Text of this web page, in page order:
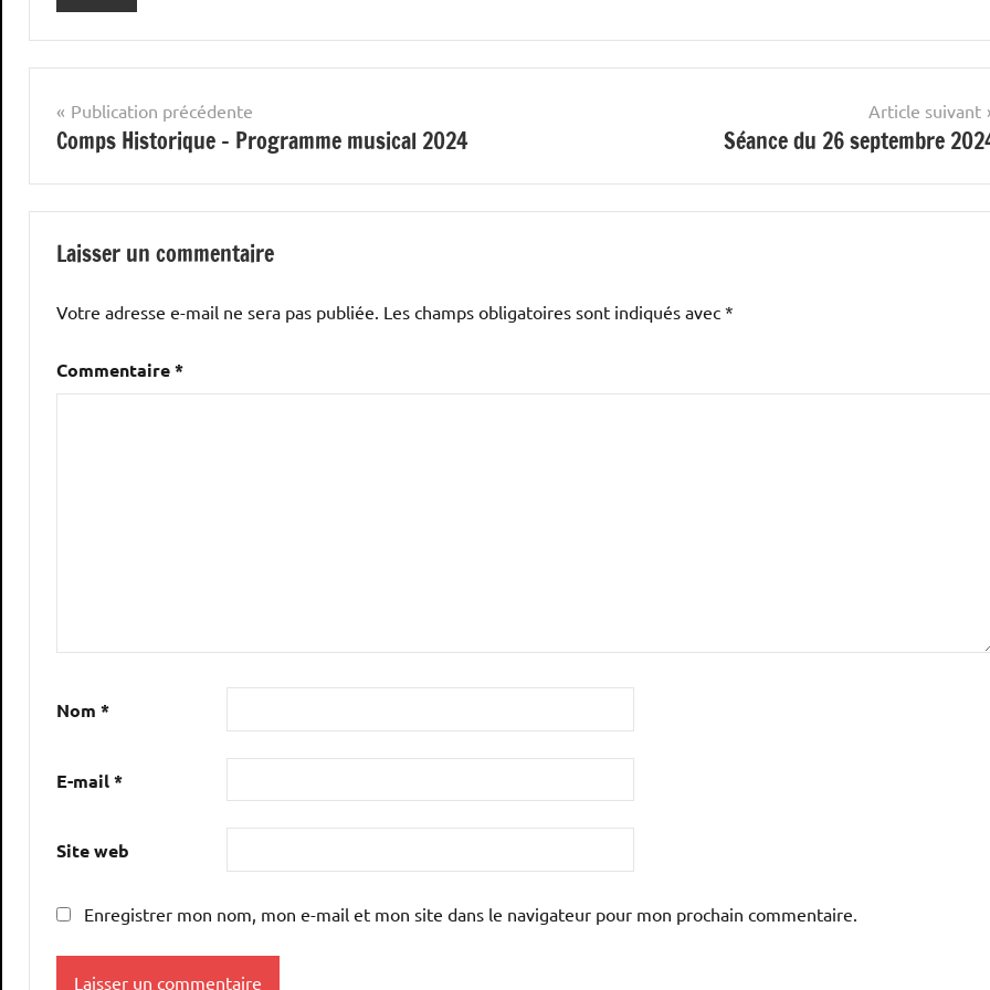
Navigation
de
l’article
Publication précédente
Comps Historique – Programme musical 2024
Article suivant
Séance du 26 septembre
Laisser un commentaire
Votre adresse e-mail ne sera pas publiée. Les champs obligatoires sont indiqués avec *
Commentaire*
Nom *
E-mail*
Site web
Enregistrer mon nom, mon e-mail et mon site dans le navigateur pour mon prochain commentaire.